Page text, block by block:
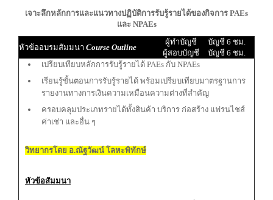
เจาะลึกหลักการและแนวทางปฏิบัติการรับรู้รายได้ของกิจการ PAEs
และ NPAEs
หัวข้ออบรมสัมมนา Course Outline
ผู้ทำบัญชี
บัญชี 6 ชม.
ผู้สอบบัญชี
บัญชี 6 ชม.
เปรียบเทียบหลักการรับรู้รายได้ PAEs กับ NPAEs
เรียนรู้ขั้นตอนการรับรู้รายได้ พร้อมเปรียบเทียบมาตรฐานการ
รายงานทางการเงินความเหมือนความต่างที่สำคัญ
ครอบคลุมประเภทรายได้ทั้งสินค้า บริการ ก่อสร้าง แฟรนไชส์
ค่าเช่า และอื่น ๆ
วิทยากรโดย อ.ณัฐวัฒน์ โลหะพิทักษ์
หัวข้อสัมมนา